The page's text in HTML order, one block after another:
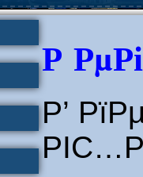
Р
Р’